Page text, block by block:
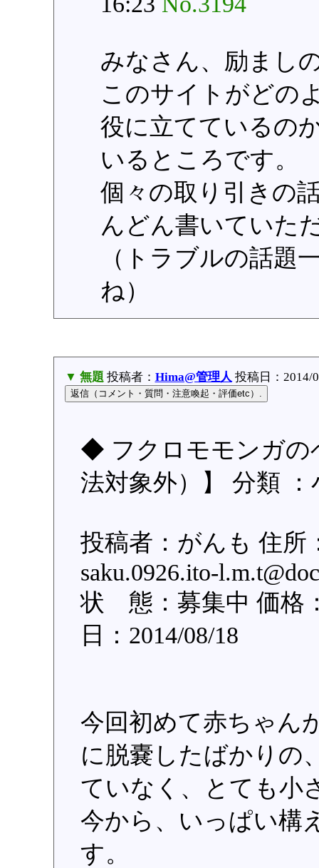
みなさん、励まし
このサイトがどの
役に立てているの
いるところです。
個々の取り引きの
んどん書いていた
（トラブルの話題
ね）
▼ 無題 投稿者： Hima@管理人 投稿日：2014/
◆ フクロモモンガ
法対象外）】 分類 ：
投稿者：がんも 住所
saku.0926.ito-
状 態：募集中 価格
日：2014/08/18
今回初めて赤ちゃん
に脱嚢したばかりの
ていなく、とても小
今から、いっぱい構
す。